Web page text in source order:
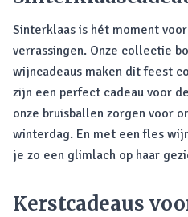
Sinterklaas is hét moment
verrassingen. Onze collectie
wijncadeaus maken dit feest
zijn een perfect cadeau voor
onze bruisballen zorgen voor
winterdag. En met een fles
je zo een glimlach op haar
Kerstcadeaus